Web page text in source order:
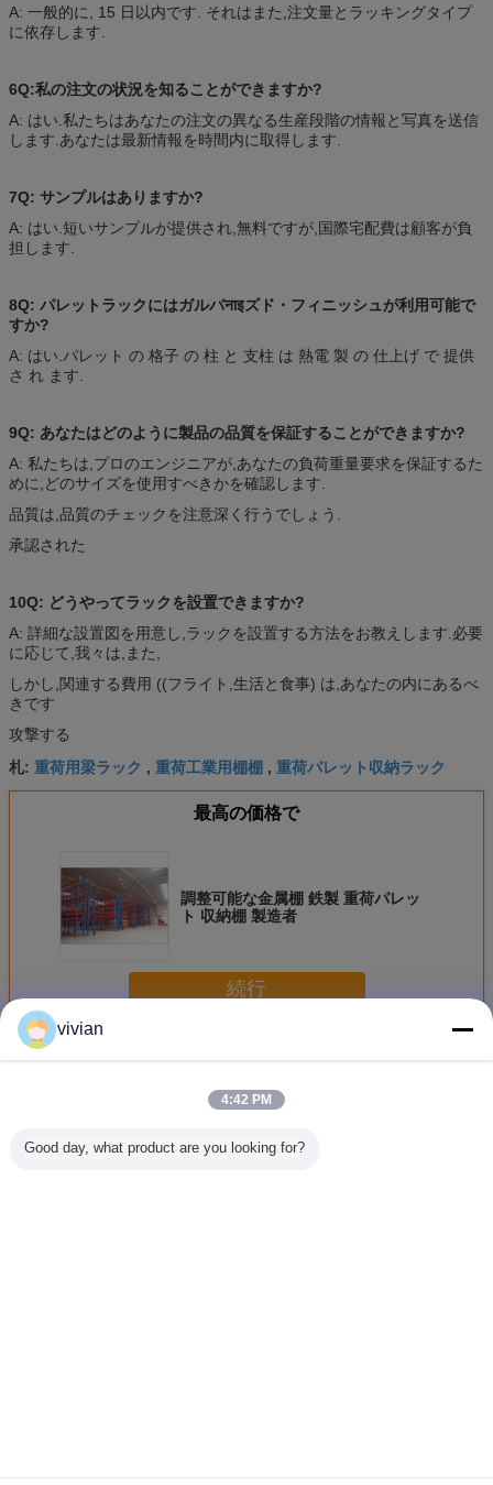
A: 一般的に, 15 日以内です. それはまた,注文量とラッキングタイプ
に依存します.
6Q:私の注文の状況を知ることができますか?
A: はい.私たちはあなたの注文の異なる生産段階の情報と写真を送信
します.あなたは最新情報を時間内に取得します.
7Q: サンプルはありますか?
A: はい.短いサンプルが提供され,無料ですが,国際宅配費は顧客が負
担します.
8Q: パレットラックにはガルバनाइズド・フィニッシュが利用可能で
すか?
A: はい.パレット の 格子 の 柱 と 支柱 は 熱電 製 の 仕上げ で 提供
さ れ ます.
9Q: あなたはどのように製品の品質を保証することができますか?
A: 私たちは,プロのエンジニアが,あなたの負荷重量要求を保証するた
めに,どのサイズを使用すべきかを確認します.
品質は,品質のチェックを注意深く行うでしょう.
承認された
10Q: どうやってラックを設置できますか?
A: 詳細な設置図を用意し,ラックを設置する方法をお教えします.必要
に応じて,我々は,また,
しかし,関連する費用 ((フライト,生活と食事) は,あなたの内にあるべ
きです
攻撃する
札: 重荷用梁ラック , 重荷工業用棚棚 , 重荷パレット収納ラック
最高の価格で
調整可能な金属棚 鉄製 重荷パレッ
ト 収納棚 製造者
続行
多く重量収納用ラック
vivian
4:42 PM
Good day, what product are you looking for?